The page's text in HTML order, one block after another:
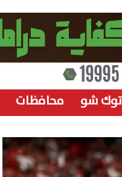
توك شو محافظات